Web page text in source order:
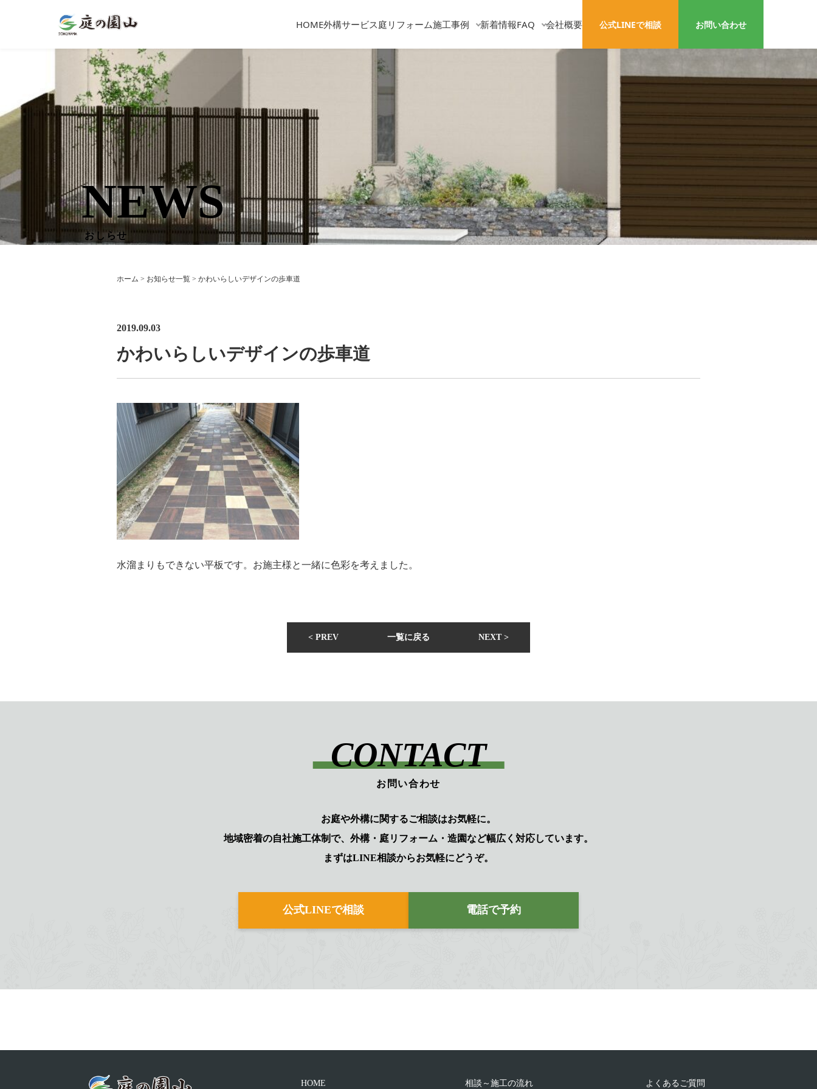
HOME外構サービス庭リフォーム施工事例 新着情報FAQ 会社概要 公式LINEで相談 お問い合わせ
NEWS
おしらせ
ホーム > お知らせ一覧 > かわいらしいデザインの歩車道
2019.09.03
かわいらしいデザインの歩車道
水溜まりもできない平板です。お施主様と一緒に色彩を考えました。
< PREV 一覧に戻る NEXT >
CONTACT
お問い合わせ
お庭や外構に関するご相談はお気軽に。
地域密着の自社施工体制で、外構・庭リフォーム・造園など幅広く対応しています。
まずはLINE相談からお気軽にどうぞ。
公式LINEで相談 電話で予約
HOME 相談～施工の流れ よくあるご質問